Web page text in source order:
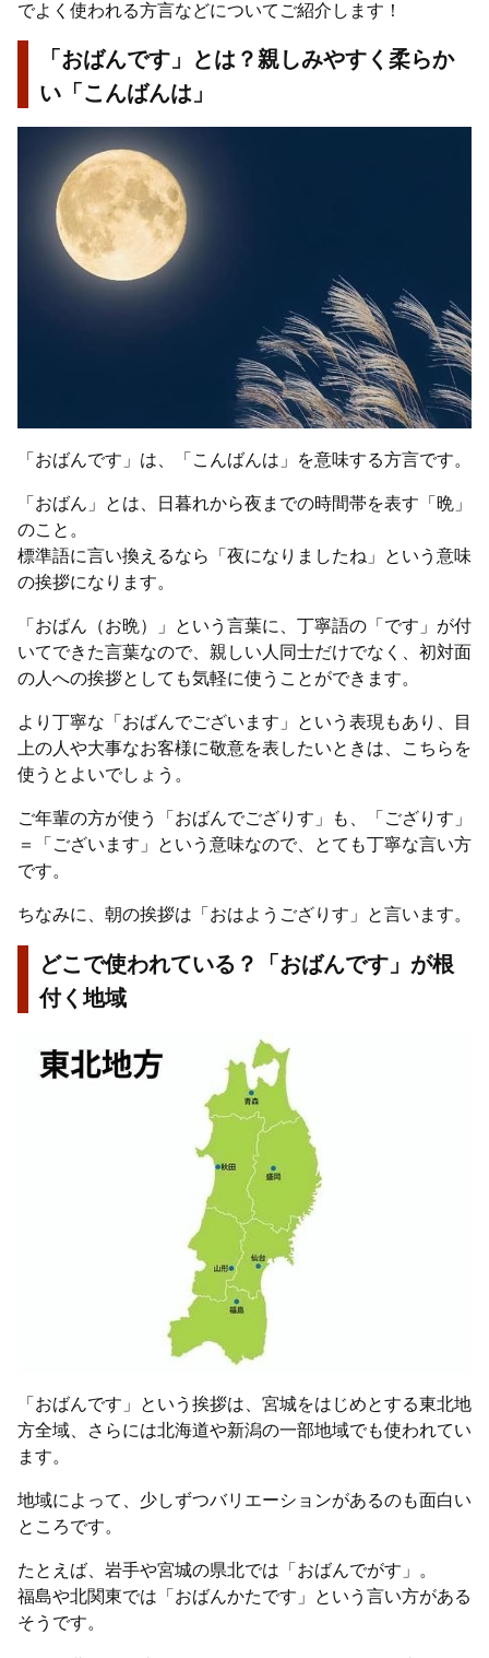
でよく使われる方言などについてご紹介します！
「おばんです」とは？親しみやすく柔らか
い「こんばんは」
「おばんです」は、「こんばんは」を意味する方言です。
「おばん」とは、日暮れから夜までの時間帯を表す「晩」
のこと。
標準語に言い換えるなら「夜になりましたね」という意味
の挨拶になります。
「おばん（お晩）」という言葉に、丁寧語の「です」が付
いてできた言葉なので、親しい人同士だけでなく、初対面
の人への挨拶としても気軽に使うことができます。
より丁寧な「おばんでございます」という表現もあり、目
上の人や大事なお客様に敬意を表したいときは、こちらを
使うとよいでしょう。
ご年輩の方が使う「おばんでござりす」も、「ござりす」
＝「ございます」という意味なので、とても丁寧な言い方
です。
ちなみに、朝の挨拶は「おはようござりす」と言います。
どこで使われている？「おばんです」が根
付く地域
「おばんです」という挨拶は、宮城をはじめとする東北地
方全域、さらには北海道や新潟の一部地域でも使われてい
ます。
地域によって、少しずつバリエーションがあるのも面白い
ところです。
たとえば、岩手や宮城の県北では「おばんでがす」。
福島や北関東では「おばんかたです」という言い方がある
そうです。